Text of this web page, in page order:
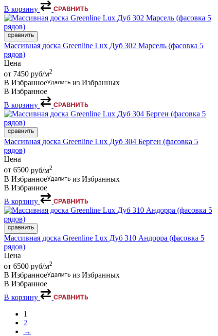
В корзину
Массивная доска Greenline Lux Дуб 302 Марсель (фасовка 5
рядов)
Цена
от 7450 руб/м2
В Избранное
из Избранных
В Избранное
В корзину
Массивная доска Greenline Lux Дуб 304 Берген (фасовка 5
рядов)
Цена
от 6500 руб/м2
В Избранное
из Избранных
В Избранное
В корзину
Массивная доска Greenline Lux Дуб 310 Андорра (фасовка 5
рядов)
Цена
от 6500 руб/м2
В Избранное
из Избранных
В Избранное
В корзину
1
2
→